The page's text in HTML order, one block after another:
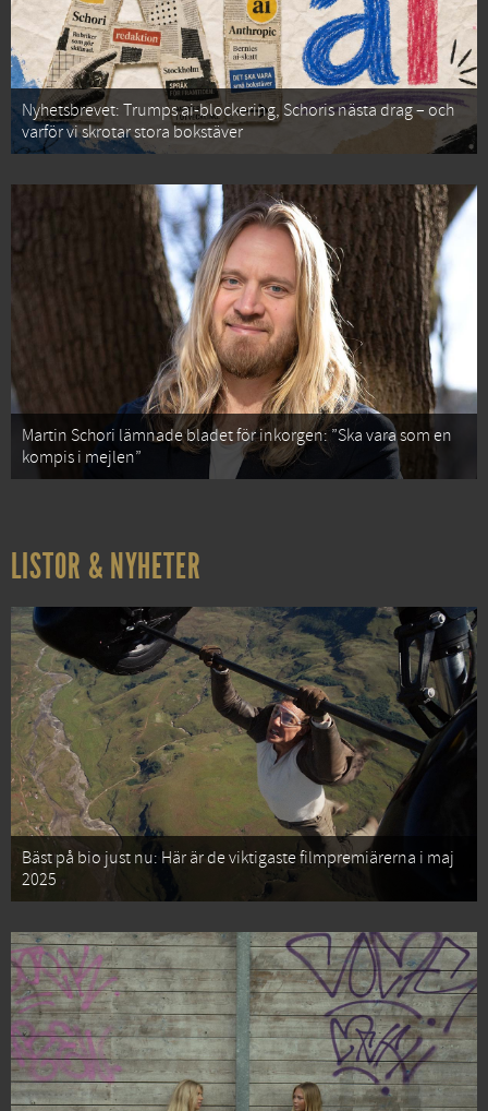
Nyhetsbrevet: Trumps ai-blockering, Schoris nästa drag – och
varför vi skrotar stora bokstäver
Martin Schori lämnade bladet för inkorgen: ”Ska vara som en
kompis i mejlen”
LISTOR & NYHETER
Bäst på bio just nu: Här är de viktigaste filmpremiärerna i maj
2025